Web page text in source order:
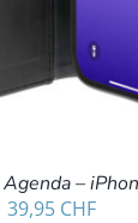
–
39,95 CHF